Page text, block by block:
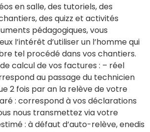
en salle, des tutoriels, des
des quizz et activités
pédagogiques, vous
l’intérêt d’utiliser un l’homme qui
tel procédé dans vos chantiers.
calcul de vos factures : – réel
au passage du technicien
2 fois par an la relève de votre
: correspond à vos déclarations
nous transmettez via votre
: à défaut d’auto-relève, enedis